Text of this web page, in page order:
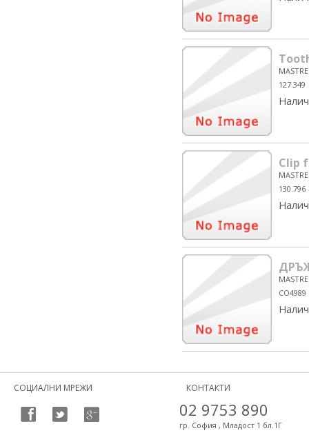
127.349
Clip
130.796
CO4989
СОЦИАЛНИ МРЕЖИ КОНТАКТИ
02 9753 890
гр. София , Младост 1 бл.1Г